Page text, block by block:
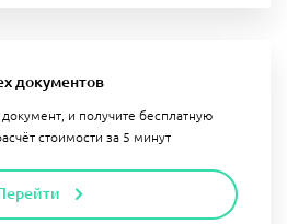
документов
и получите бесплатную
стоимости за 5 минут